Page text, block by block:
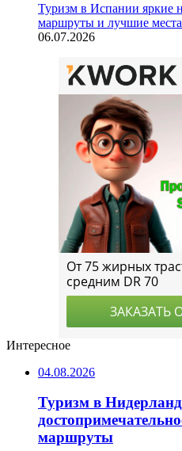
Туризм в Испании яркие
маршруты и лучшие
06.07.2026
Интересное
04.08.2026
Туризм в
маршруты